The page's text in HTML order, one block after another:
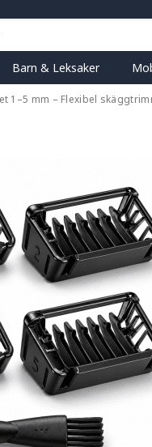
Barn & Leksaker
1–5 mm – Flexibel